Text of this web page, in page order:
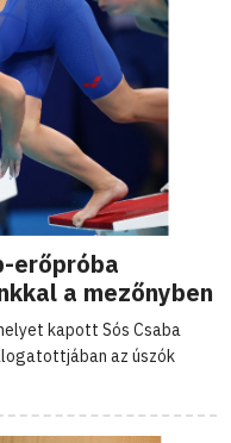
erőpróba
a mezőnyben
kapott Sós Csaba
az úszók